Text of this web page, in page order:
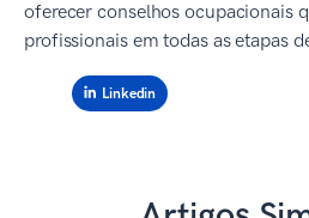
oferecer conselhos ocupacionais
profissionais em todas as etapas
Linkedin